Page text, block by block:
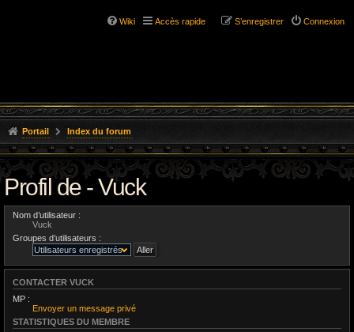
Wiki Accès rapide Connexion
S’enregistrer
Portail Index du forum
Profil de - Vuck
Nom d’utilisateur :
Vuck
Groupes d’utilisateurs :
CONTACTER VUCK
MP :
Envoyer un message privé
STATISTIQUES DU MEMBRE